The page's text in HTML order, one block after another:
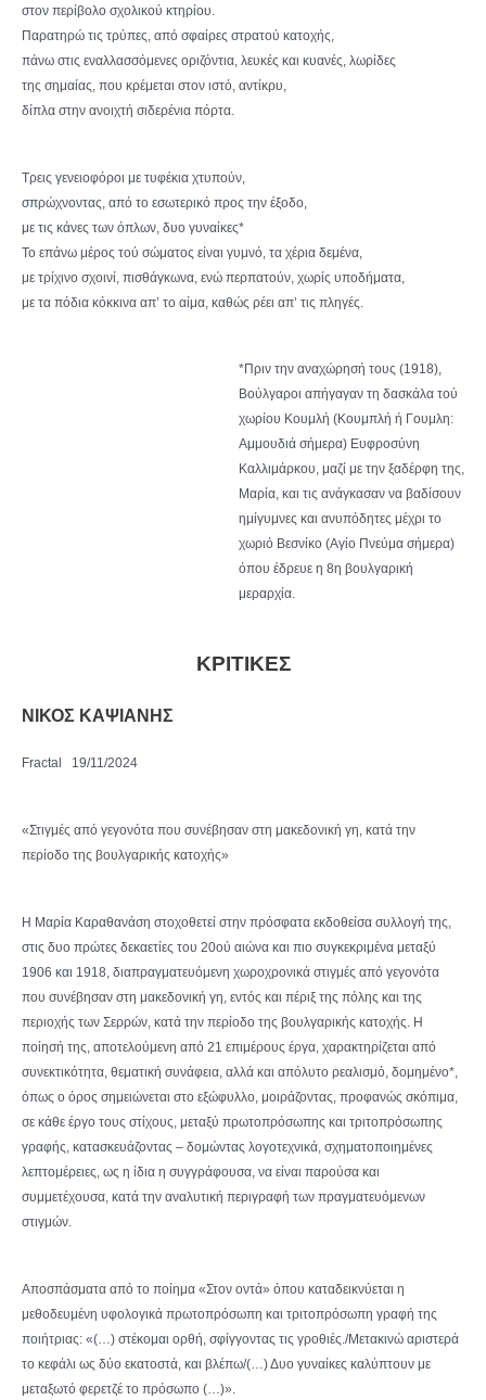
στον περίβολο σχολικού κτηρίου.
Παρατηρώ τις τρύπες, από σφαίρες στρατού κατοχής,
πάνω στις εναλλασσόμενες οριζόντια, λευκές και κυανές, λωρίδες
της σημαίας, που κρέμεται στον ιστό, αντίκρυ,
δίπλα στην ανοιχτή σιδερένια πόρτα.
Τρεις γενειοφόροι με τυφέκια χτυπούν,
σπρώχνοντας, από το εσωτερικό προς την έξοδο,
με τις κάνες των όπλων, δυο γυναίκες*
Το επάνω μέρος τού σώματος είναι γυμνό, τα χέρια δεμένα,
με τρίχινο σχοινί, πισθάγκωνα, ενώ περπατούν, χωρίς υποδήματα,
με τα πόδια κόκκινα απ’ το αίμα, καθώς ρέει απ’ τις πληγές.
*Πριν την αναχώρησή τους (1918),
Βούλγαροι απήγαγαν τη δασκάλα τού
χωρίου Κουμλή (Κουμπλή ή Γουμλη:
Αμμουδιά σήμερα) Ευφροσύνη
Καλλιμάρκου, μαζί με την ξαδέρφη της,
Μαρία, και τις ανάγκασαν να βαδίσουν
ημίγυμνες και ανυπόδητες μέχρι το
χωριό Βεσνίκο (Αγίο Πνεύμα σήμερα)
όπου έδρευε η 8η βουλγαρική
μεραρχία.
ΚΡΙΤΙΚΕΣ
ΝΙΚΟΣ ΚΑΨΙΑΝΗΣ
Fractal 19/11/2024
«Στιγμές από γεγονότα που συνέβησαν στη μακεδονική γη, κατά την
περίοδο της βουλγαρικής κατοχής»
Η Μαρία Καραθανάση στοχοθετεί στην πρόσφατα εκδοθείσα συλλογή της,
στις δυο πρώτες δεκαετίες του 20ού αιώνα και πιο συγκεκριμένα μεταξύ
1906 και 1918, διαπραγματευόμενη χωροχρονικά στιγμές από γεγονότα
που συνέβησαν στη μακεδονική γη, εντός και πέριξ της πόλης και της
περιοχής των Σερρών, κατά την περίοδο της βουλγαρικής κατοχής. Η
ποίησή της, αποτελούμενη από 21 επιμέρους έργα, χαρακτηρίζεται από
συνεκτικότητα, θεματική συνάφεια, αλλά και απόλυτο ρεαλισμό, δομημένο*,
όπως ο όρος σημειώνεται στο εξώφυλλο, μοιράζοντας, προφανώς σκόπιμα,
σε κάθε έργο τους στίχους, μεταξύ πρωτοπρόσωπης και τριτοπρόσωπης
γραφής, κατασκευάζοντας – δομώντας λογοτεχνικά, σχηματοποιημένες
λεπτομέρειες, ως η ίδια η συγγράφουσα, να είναι παρούσα και
συμμετέχουσα, κατά την αναλυτική περιγραφή των πραγματευόμενων
στιγμών.
Αποσπάσματα από το ποίημα «Στον οντά» όπου καταδεικνύεται η
μεθοδευμένη υφολογικά πρωτοπρόσωπη και τριτοπρόσωπη γραφή της
ποιήτριας: «(…) στέκομαι ορθή, σφίγγοντας τις γροθιές./Μετακινώ αριστερά
το κεφάλι ως δύο εκατοστά, και βλέπω/(…) Δυο γυναίκες καλύπτουν με
μεταξωτό φερετζέ το πρόσωπο (…)».